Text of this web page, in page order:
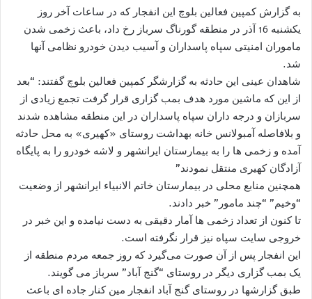
به گزارش کمپین فعالین بلوچ این انفجار که در ساعات آخر روز
یکشنبه 16 آذر در منطقه گورناگ سرباز رخ داد، باعث زخمی شدن
ماموران امنیتی سپاه پاسداران و آسیب دیدن خودرو نظامی آنها
شد.
شاهدان عینی این حادثه به گزارشگر کمپین فعالین بلوچ گفتند: “بعد
از این که ماشین مورد هدف بمب گزاری قرار گرفت تجمع زیادی از
سربازان و درجه داران سپاه پاسداران در این منطقه مشاهده شدند
و بلافاصله آمبولانس خانه بهداشت روستای «کهیری» به محل حادثه
آمده و زخمی ها را به بیمارستان ایرانشهر و لاشه خودرو را به پایگاه
آزادگان کهیری منتقل نمودند”
همچنین منابع محلی در بیمارستان خاتم الانبیاء ایرانشهر از وضعیت
“وخیم” “چند مامور” خبر دادند.
تا کنون از تعداد زخمی ها آمار دقیقی به دست نیامده و این خبر در
خروجی سایت سپاه نیز قرار نگرفته است.
این انفجار پس از آن صورت می‌گیرد که روز جمعه مردم منطقه از
یک بمب گزاری دیگر در روستای “گنج آباد” سرباز می گویند.
طبق گزارشها در روستای گنج آباد انفجار مین کنار جاده ای باعث